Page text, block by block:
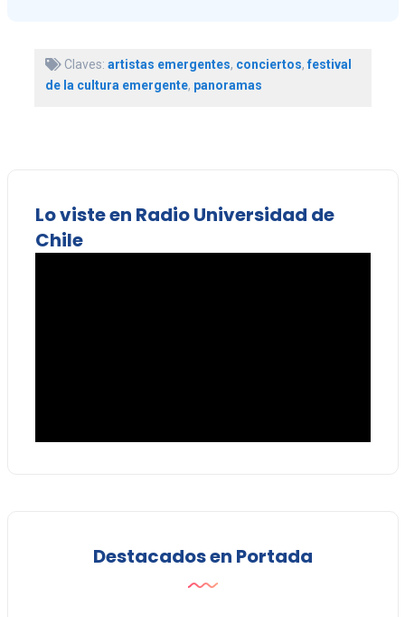
Claves: artistas emergentes, conciertos,festival
de la cultura emergente, panoramas
Lo viste en Radio Universidad de
Chile
Destacados en Portada